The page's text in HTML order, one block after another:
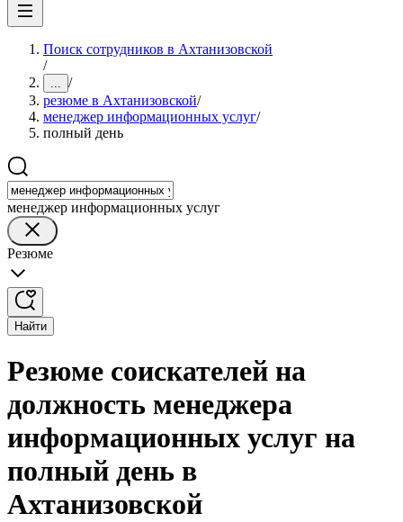
Поиск сотрудников в Ахтанизовской
/
... /
резюме в Ахтанизовской/
менеджер информационных услуг/
полный день
менеджер информационных услуг
Резюме
Найти
Резюме соискателей на
должность менеджера
информационных услуг на
полный день в
Ахтанизовской